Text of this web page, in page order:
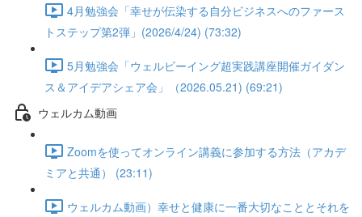
4月勉強会「幸せが伝染する自分ビジネスへのファース
トステップ第2弾」(2026/4/24) (73:32)
5月勉強会「ウェルビーイング超実践講座開催ガイダン
ス＆アイデアシェア会」（2026.05.21) (69:21)
ウェルカム動画
Zoomを使ってオンライン講義に参加する方法（アカデ
ミアと共通） (23:11)
ウェルカム動画）幸せと健康に一番大切なこととそれを